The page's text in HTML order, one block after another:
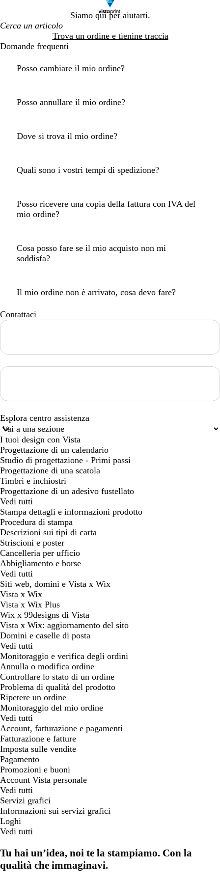
Siamo qui per aiutarti.
Trova un ordine e tienine traccia
Domande frequenti
Posso cambiare il mio ordine?
Posso annullare il mio ordine?
Dove si trova il mio ordine?
Quali sono i vostri tempi di spedizione?
Posso ricevere una copia della fattura con IVA del
mio ordine?
Cosa posso fare se il mio acquisto non mi
soddisfa?
Il mio ordine non è arrivato, cosa devo fare?
Contattaci
Esplora centro assistenza
I tuoi design con Vista
Progettazione di un calendario
Studio di progettazione - Primi passi
Progettazione di una scatola
Timbri e inchiostri
Progettazione di un adesivo fustellato
Vedi tutti
Stampa dettagli e informazioni prodotto
Procedura di stampa
Descrizioni sui tipi di carta
Striscioni e poster
Cancelleria per ufficio
Abbigliamento e borse
Vedi tutti
Siti web, domini e Vista x Wix
Vista x Wix
Vista x Wix Plus
Wix x 99designs di Vista
Vista x Wix: aggiornamento del sito
Domini e caselle di posta
Vedi tutti
Monitoraggio e verifica degli ordini
Annulla o modifica ordine
Controllare lo stato di un ordine
Problema di qualità del prodotto
Ripetere un ordine
Monitoraggio del mio ordine
Vedi tutti
Account, fatturazione e pagamenti
Fatturazione e fatture
Imposta sulle vendite
Pagamento
Promozioni e buoni
Account Vista personale
Vedi tutti
Servizi grafici
Informazioni sui servizi grafici
Loghi
Vedi tutti
Tu hai un’idea, noi te la stampiamo. Con la
qualità che immaginavi.